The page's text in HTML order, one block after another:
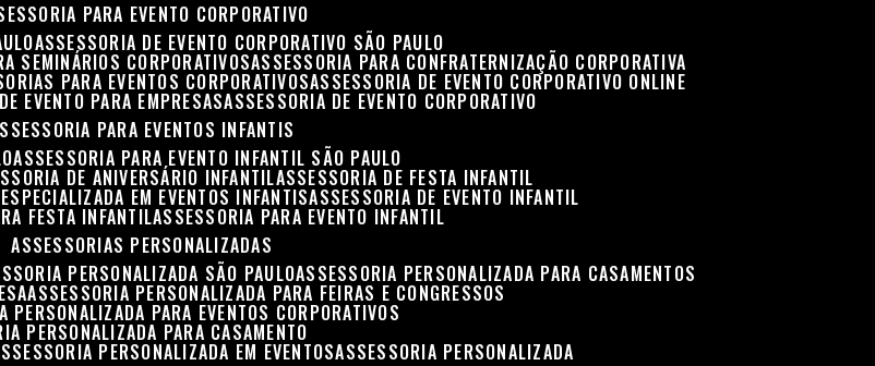
PARA EVENTO CORPORATIVO
ASSESSORIA DE EVENTO CORPORATIVO SÃO PAULO
SEMINÁRIOS CORPORATIVOS ASSESSORIA PARA CONFRATERNIZAÇÃO CORPORATIVA
PARA EVENTOS CORPORATIVOS ASSESSORIA DE EVENTO CORPORATIVO ONLINE
EVENTO PARA EMPRESAS ASSESSORIA DE EVENTO CORPORATIVO
ASSESSORIA PARA EVENTOS INFANTIS
ASSESSORIA PARA EVENTO INFANTIL SÃO PAULO
DE ANIVERSÁRIO INFANTIL ASSESSORIA DE FESTA INFANTIL
ESPECIALIZADA EM EVENTOS INFANTIS ASSESSORIA DE EVENTO INFANTIL
FESTA INFANTIL ASSESSORIA PARA EVENTO INFANTIL
ASSESSORIAS PERSONALIZADAS
PERSONALIZADA SÃO PAULO ASSESSORIA PERSONALIZADA PARA CASAMENTOS
ASSESSORIA PERSONALIZADA PARA FEIRAS E CONGRESSOS
PERSONALIZADA PARA EVENTOS CORPORATIVOS
PERSONALIZADA PARA CASAMENTO
ASSESSORIA PERSONALIZADA EM EVENTOS ASSESSORIA PERSONALIZADA